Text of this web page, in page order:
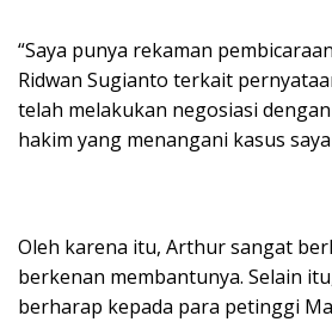
“Saya punya rekaman
Ridwan Sugianto terkait
telah melakukan negosiasi
hakim yang menangani kasus
Oleh karena itu, Arthur sangat
berkenan membantunya. Selain
berharap kepada para petinggi